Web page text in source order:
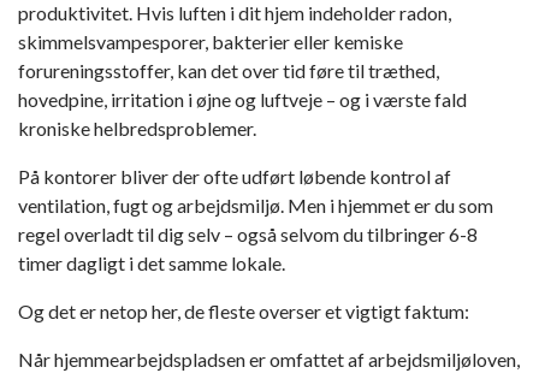
produktivitet. Hvis luften i dit hjem indeholderradon,
skimmelsvampesporer, bakterier eller kemiske
forureningsstoffer, kan det over tid føre til træthed,
hovedpine, irritation i øjne og luftveje – og i værste fald
kroniske helbredsproblemer.
På kontorer bliver der ofte udført løbende kontrol af
ventilation, fugt og arbejdsmiljø. Men i hjemmet er du som
regeloverladt til dig selv – også selvom du tilbringer 6-8
timer dagligt i det samme lokale.
Og det er netop her, de fleste overser et vigtigt faktum:
Når hjemmearbejdspladsen er omfattet af arbejdsmiljøloven,